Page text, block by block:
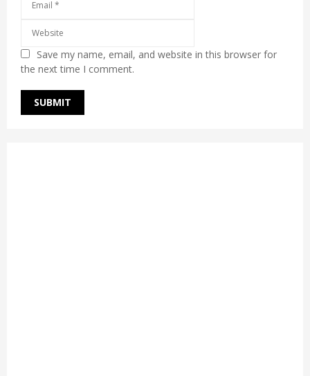
Save my name, email, and website in this browser for
the next time I comment.